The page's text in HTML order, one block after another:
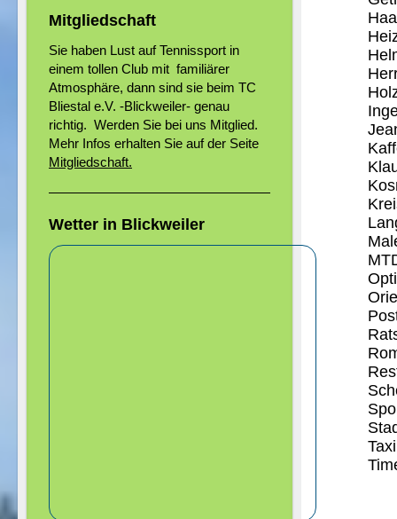
Mitgliedschaft
Sie haben Lust auf Tennissport in
einem tollen Club mit familiärer
Atmosphäre, dann sind sie beim TC
Bliestal e.V. -Blickweiler- genau
richtig. Werden Sie bei uns Mitglied.
Mehr Infos erhalten Sie auf der Seite
Mitgliedschaft.
Wetter in Blickweiler